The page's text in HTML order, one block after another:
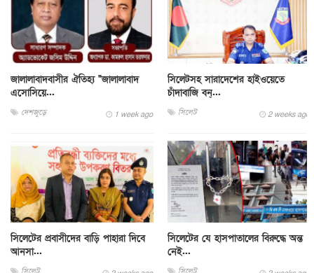
জালালাবাদবাসীর ঐতিহ্য "জালালাবাদ
এসোসিয়ে...
দেশজুড়ে 1 week ago
সিলেটসহ সারাদেশের হাইওয়েতে
চাঁদাবাজি বন্...
সিলেট 2 weeks ago
সিলেটের প্রবাসীদের বাড়ি পাহারা দিবে
আনসা...
সিলেটের যে হাসপাতালের বিরুদ্ধে অন্ত
নেই...